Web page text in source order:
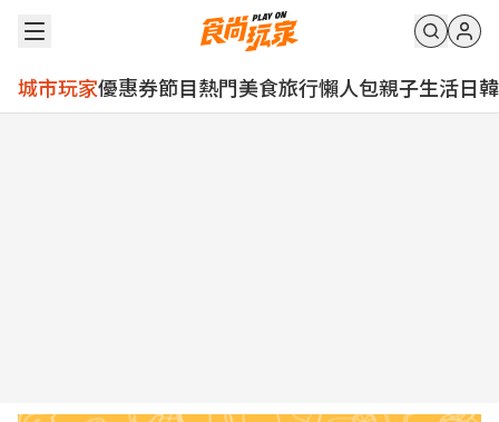
城市玩家優惠券節目熱門美食旅行懶人包親子生活日韓